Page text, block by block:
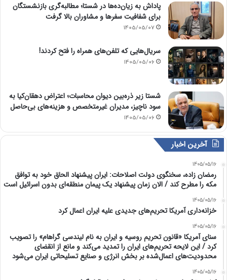
پاداش به زیان‌ده‌ها در شستا؛ مطالبه‌گری بازنشستگان
برای شفافیت سفرها و مشاوران بالا گرفت
1405/05/07
سریال‌هایی که تلفن‌های همراه را فتح کردند!
1405/05/06
شستا زیر ذره‌بین دیوان محاسبات؛ اعتراض دهقان‌کیا به
سود ناچیز، مدیران غیرمتخصص و هزینه‌های بی‌حاصل
1405/05/06
آخرین اخبار
1405/05/16
رمضان زاده، سخنگوی دولت اصلاحات: ایران پیشنهاد الحاق خود به توافق
مکه را مطرح کند / الان زمان پیشنهاد یک پیمان منطقه‌ای بدون اسرائیل است
1405/05/16
خزانه‌داری آمریکا تحریم‌های جدیدی علیه ایران اعمال کرد
1405/05/16
سنای آمریکا «قانون تحریم روسیه و ایران به نام لیندسی گراهام» را تصویب
کرد / این لایحه تحریم‌های ایران را تمدید می‌کند و مانع از انقضای
محدودیت‌های اعمال‌شده بر بخش انرژی و صنایع تسلیحاتی ایران می‌شود
1405/05/16